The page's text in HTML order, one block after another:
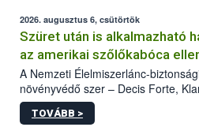
az intenzív felderítést, emellett az
hatósággal is összehangolják a
2026. augusztus 6, csütörtök
Szüret után is alkalmazható
az amerikai szőlőkabóca
A Nemzeti Élelmiszerlánc-
növényvédő szer – Decis Forte,
engedélyokiratát módosította, így
egészen a vesszőérettség (BBCH
TOVÁBB >